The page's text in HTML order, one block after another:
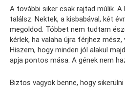
A további siker csak rajtad múlik.
találsz. Nektek, a kisbabával, két
megoldod. Többet nem tudtam
kérlek, ha valaha újra férjhez
Hiszem, hogy minden jól alakul
apja pontos mása. A gének nem
Biztos vagyok benne, hogy